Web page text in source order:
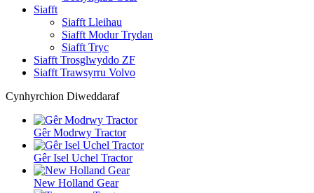
Siafft
Siafft Lleihau
Siafft Modur Trydan
Siafft Tryc
Siafft Trosglwyddo ZF
Siafft Trawsyrru Volvo
Cynhyrchion Diweddaraf
Gêr Modrwy Tractor
Gêr Isel Uchel Tractor
New Holland Gear